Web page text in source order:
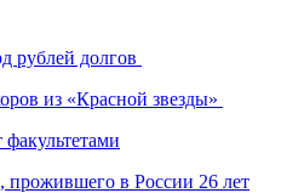
рублей долгов
из «Красной звезды»
в России 26 лет